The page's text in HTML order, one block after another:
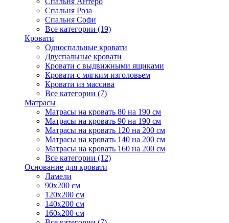
Спальня Роза
Спальня Софи
Все категории (19)
Кровати
Односпальные кровати
Двуспальные кровати
Кровати с выдвижными ящиками
Кровати с мягким изголовьем
Кровати из массива
Все категории (7)
Матрасы
Матрасы на кровать 80 на 190 см
Матрасы на кровать 90 на 190 см
Матрасы на кровать 120 на 200 см
Матрасы на кровать 140 на 200 см
Матрасы на кровать 160 на 200 см
Все категории (12)
Основание для кровати
Ламели
90х200 см
120х200 см
140х200 см
160х200 см